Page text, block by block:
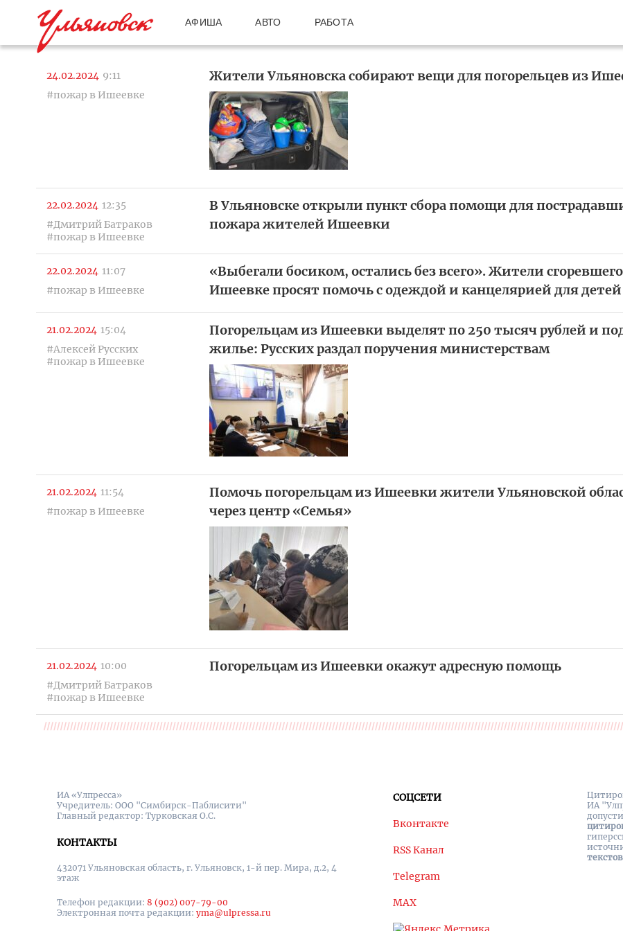
АФИША АВТО РАБОТА
24.02.2024 9:11
#пожар в Ишеевке
Жители Ульяновска собирают вещи для погорельцев из
22.02.2024 12:35
#Дмитрий Батраков
#пожар в Ишеевке
В Ульяновске открыли пункт сбора помощи для
пожара жителей Ишеевки
22.02.2024 11:07
#пожар в Ишеевке
«Выбегали босиком, остались без всего». Жители
Ишеевке просят помочь с одеждой и канцелярией для детей
21.02.2024 15:04
#Алексей Русских
#пожар в Ишеевке
Погорельцам из Ишеевки выделят по 250 тысяч рублей и
жилье: Русских раздал поручения министерствам
21.02.2024 11:54
#пожар в Ишеевке
Помочь погорельцам из Ишеевки жители Ульяновской
через центр «Семья»
21.02.2024 10:00
#Дмитрий Батраков
#пожар в Ишеевке
Погорельцам из Ишеевки окажут адресную помощь
ИА «Улпресса»
Учредитель: ООО "Симбирск-Паблисити"
Главный редактор: Турковская О.С.
КОНТАКТЫ
432071 Ульяновская область, г. Ульяновск, 1-й пер. Мира, д.2, 4
этаж
Телефон редакции: 8 (902) 007-79-00
Электронная почта редакции: yma@ulpressa.ru
СОЦСЕТИ
Вконтакте
RSS Канал
Telegram
MAX
ИА